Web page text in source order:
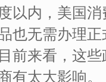
以内，美国
也无需办理
前来看，这
有太大影响。